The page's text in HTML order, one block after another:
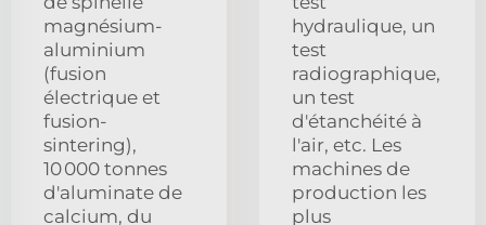
magnésium-
aluminium
(fusion
électrique et
fusion-
sintering),
10 000 tonnes
d'aluminate de
calcium, du
hydraulique, un
test
radiographique,
un test
d'étanchéité à
l'air, etc. Les
machines de
production les
plus